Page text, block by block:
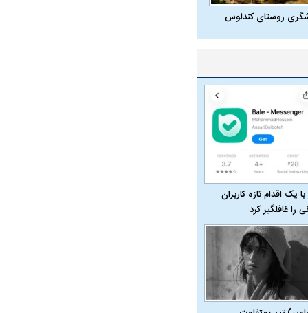
روستای کندلوس
یک اقدام تازه کاربران
را غافلگیر کرد
دوران قاجار چگونه
مردی که سر خم نکرد؟ | غلامرضا تختی و